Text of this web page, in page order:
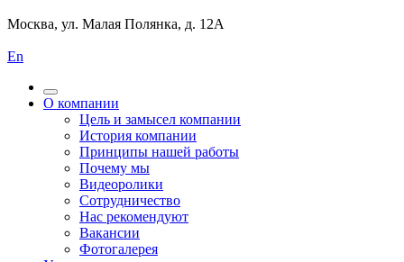
Москва, ул. Малая Полянка, д. 12А
En
О компании
Цель и замысел компании
История компании
Принципы нашей работы
Почему мы
Видеоролики
Сотрудничество
Нас рекомендуют
Вакансии
Фотогалерея